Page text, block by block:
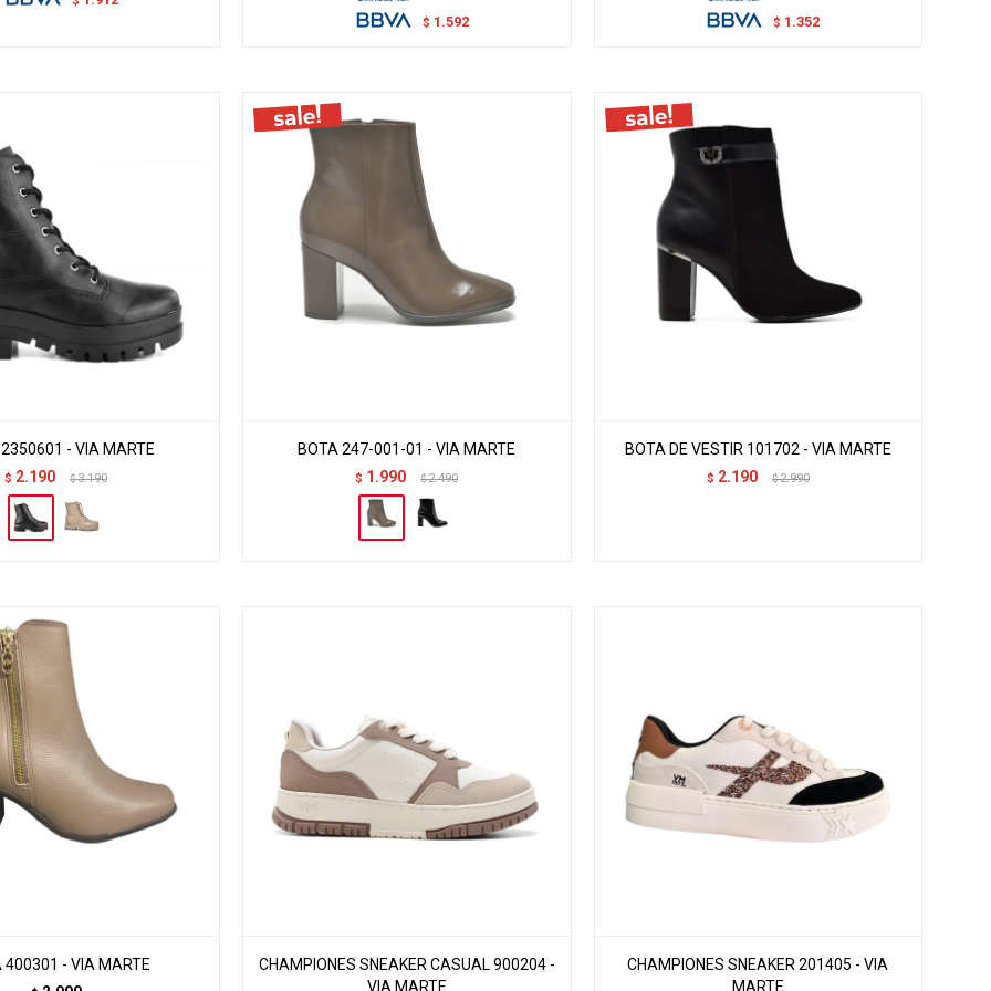
$ 1.592 $ 1.352
- VIA MARTE
$ 2.190 $ 3.190
BOTA 247-001-01 - VIA MARTE
$ 1.990 $ 2.490
BOTA DE VESTIR 101702 - VIA MARTE
$ 2.190 $ 2.990
400301 - VIA MARTE
CHAMPIONES SNEAKER CASUAL 900204 -
VIA MARTE
CHAMPIONES SNEAKER 201405 - VIA
MARTE